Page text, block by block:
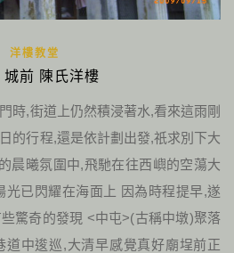
洋樓教堂
城前 陳氏洋樓
時,街道上仍然積浸著水,看來這雨剛
的行程,還是依計劃出發,祇求別下大
晨曦氛圍中,飛馳在往西嶼的空蕩大
已閃耀在海面上 因為時程提早,遂
驚奇的發現 <中屯>(古稱中墩)聚落
道中逡巡,大清早感覺真好廟埕前正